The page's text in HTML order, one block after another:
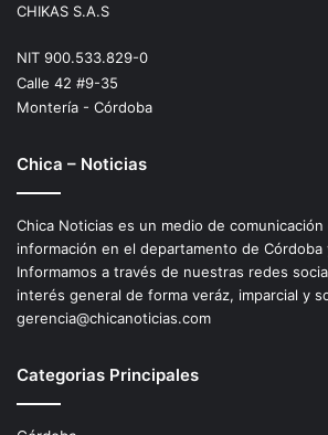
CHIKAS S.A.S
NIT 900.533.829-0
Calle 42 #9-35
Montería - Córdoba
Chica – Noticias
Chica Noticias es un medio de
información en el departamento de Córdoba
Informamos a través de nuestras redes
interés general de forma veráz, imparcial y
gerencia@chicanoticias.com
Categorias Principales